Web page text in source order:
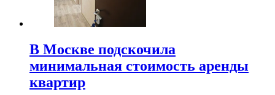
В Москве подскочила
минимальная стоимость аренды
квартир